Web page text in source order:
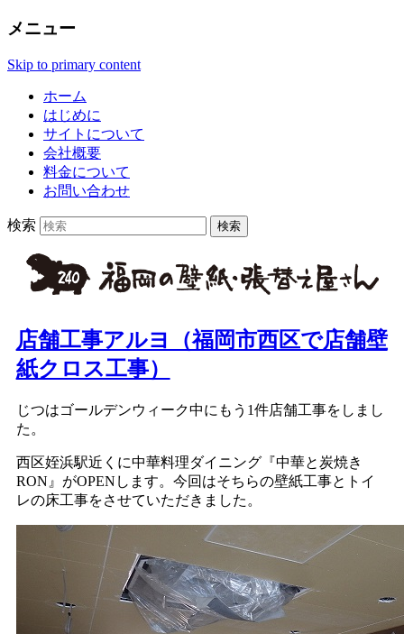
メニュー
Skip to primary content
ホーム
はじめに
サイトについて
会社概要
料金について
お問い合わせ
検索
店舗工事アルヨ（福岡市西区で店舗壁
紙クロス工事）
じつはゴールデンウィーク中にもう1件店舗工事をしまし
た。
西区姪浜駅近くに中華料理ダイニング『中華と炭焼き
RON』がOPENします。今回はそちらの壁紙工事とトイ
レの床工事をさせていただきました。